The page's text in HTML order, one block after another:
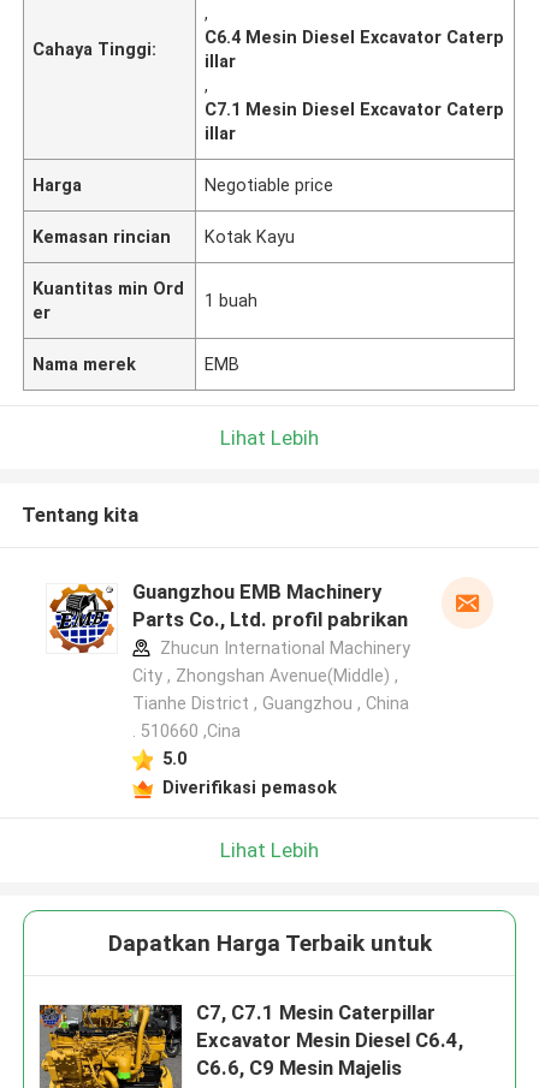
Cahaya Tinggi:
,
C6.4 Mesin Diesel Excavator Caterp
illar
,
C7.1 Mesin Diesel Excavator Caterp
illar
Harga Negotiable price
Kemasan rincian Kotak Kayu
Kuantitas min Ord
er
1 buah
Nama merek EMB
Lihat Lebih
Tentang kita
Guangzhou EMB Machinery
Parts Co., Ltd. profil pabrikan
Zhucun International Machinery
City , Zhongshan Avenue(Middle) ,
Tianhe District , Guangzhou , China
. 510660 ,Cina
5.0
Diverifikasi pemasok
Lihat Lebih
Dapatkan Harga Terbaik untuk
C7, C7.1 Mesin Caterpillar
Excavator Mesin Diesel C6.4,
C6.6, C9 Mesin Majelis